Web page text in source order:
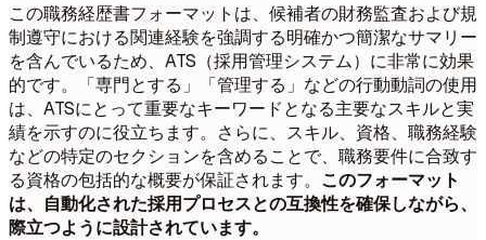
この職務経歴書フォーマットは、候補者の財務監査および規
制遵守における関連経験を強調する明確かつ簡潔なサマリー
を含んでいるため、ATS（採用管理システム）に非常に効果
的です。「専門とする」「管理する」などの行動動詞の使用
は、ATSにとって重要なキーワードとなる主要なスキルと実
績を示すのに役立ちます。さらに、スキル、資格、職務経験
などの特定のセクションを含めることで、職務要件に合致す
る資格の包括的な概要が保証されます。 このフォーマット
は、自動化された採用プロセスとの互換性を確保しながら、
際立つように設計されています。